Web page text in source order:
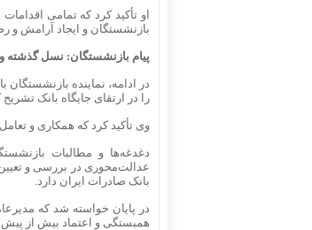
او تأکید کرد که تمامی
بازنشستگان و ایجاد آرامش و
پیام بازنشستگان: نسل گذشته و
در ادامه، نماینده
را در ارتقای جایگاه بانک تشریح
وی تأکید کرد که همکاری و
دغدغه‌ها و مطالبات
عدالت‌محوری در بررسی و
بانک صادرات ایران دارد.
در پایان خواسته شد که
همبستگی و اعتماد بیش از